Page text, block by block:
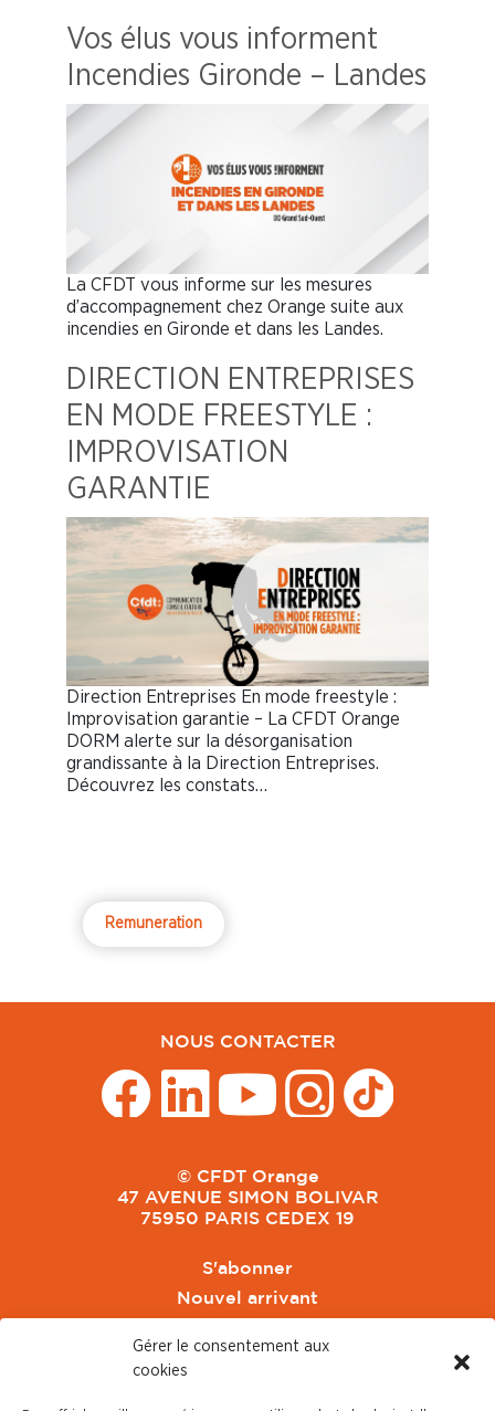
Gérer le consentement aux
cookies
Vos élus vous informent
Incendies Gironde – Landes
La CFDT vous informe sur les mesures
d’accompagnement chez Orange suite aux
incendies en Gironde et dans les Landes.
DIRECTION ENTREPRISES
EN MODE FREESTYLE :
IMPROVISATION
GARANTIE
Direction Entreprises En mode freestyle :
Improvisation garantie – La CFDT Orange
DORM alerte sur la désorganisation
grandissante à la Direction Entreprises.
Découvrez les constats…
Remuneration
NOUS CONTACTER
© CFDT Orange
47 AVENUE SIMON BOLIVAR
75950 PARIS CEDEX 19
S'abonner
Nouvel arrivant